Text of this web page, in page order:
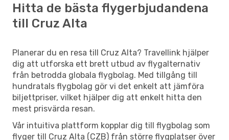
Hitta de bästa flygerbjudandena
till Cruz Alta
Planerar du en resa till Cruz Alta? Travellink hjälper
dig att utforska ett brett utbud av flygalternativ
från betrodda globala flygbolag. Med tillgång till
hundratals flygbolag gör vi det enkelt att jämföra
biljettpriser, vilket hjälper dig att enkelt hitta den
mest prisvärda resan.
Vår intuitiva plattform kopplar dig till flygbolag som
flyger till Cruz Alta (CZB) från större flygplatser över